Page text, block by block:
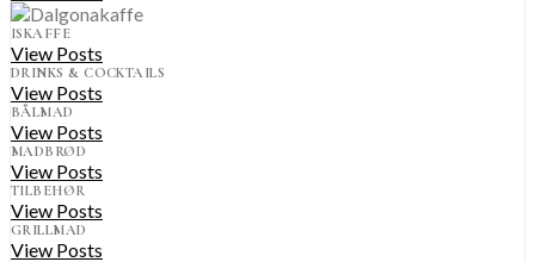
ISKAFFE
View Posts
DRINKS & COCKTAILS
View Posts
BÅLMAD
View Posts
MADBRØD
View Posts
TILBEHØR
View Posts
GRILLMAD
View Posts